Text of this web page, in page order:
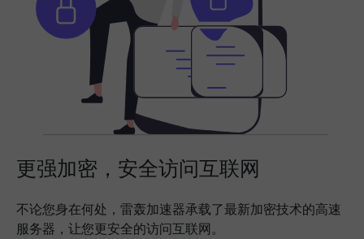
更强加密，安全访问互联网
不论您身在何处，雷轰加速器承载了最新加密技术的高速
服务器，让您更安全的访问互联网。